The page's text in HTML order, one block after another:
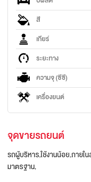
สี
เกียร์
ระยะทาง
ความจุ (ซีซี)
เครื่องยนต์
จุดขายรถยนต์
รถผู้บริหาร,ใช้งานน้อย,ภาย
มาตรฐาน,